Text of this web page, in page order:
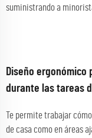
suministrando a
Diseño
durante las tareas
Te permite trabajar
de casa como en áreas